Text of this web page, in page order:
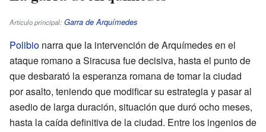
Artículo principal: Garra de Arquímedes
Polibio narra que la intervención de Arquímedes en el
ataque romano a Siracusa fue decisiva, hasta el punto de
que desbarató la esperanza romana de tomar la ciudad
por asalto, teniendo que modificar su estrategia y pasar al
asedio de larga duración, situación que duró ocho meses,
hasta la caída definitiva de la ciudad. Entre los ingenios de